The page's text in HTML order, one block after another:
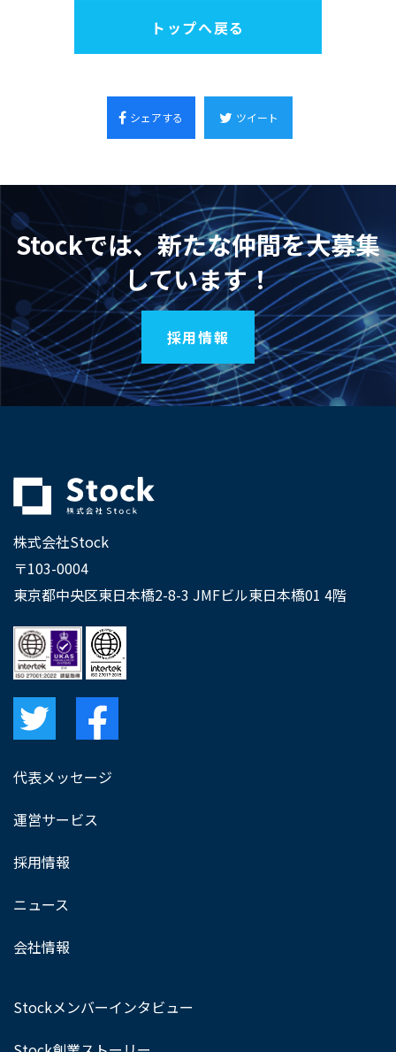
トップへ戻る
シェアする ツイート
Stockでは、新たな仲間を大募集
しています！
採用情報
株式会社Stock
〒103-0004
東京都中央区東日本橋2-8-3 JMFビル東日本橋01 4階
代表メッセージ
運営サービス
採用情報
ニュース
会社情報
Stockメンバーインタビュー